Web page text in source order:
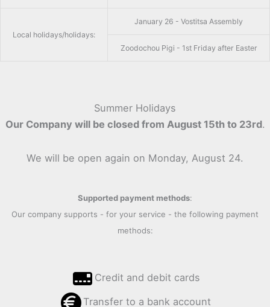
Local holidays/holidays:
January 26 - Vostitsa Assembly
Zoodochou Pigi - 1st Friday after Easter
Summer Holidays
Our Company will be closed from August 15th to 23rd.
We will be open again on Monday, August 24.
Supported payment methods:
Our company supports - for your service - the following payment
methods:
Credit and debit cards
Transfer to a bank account